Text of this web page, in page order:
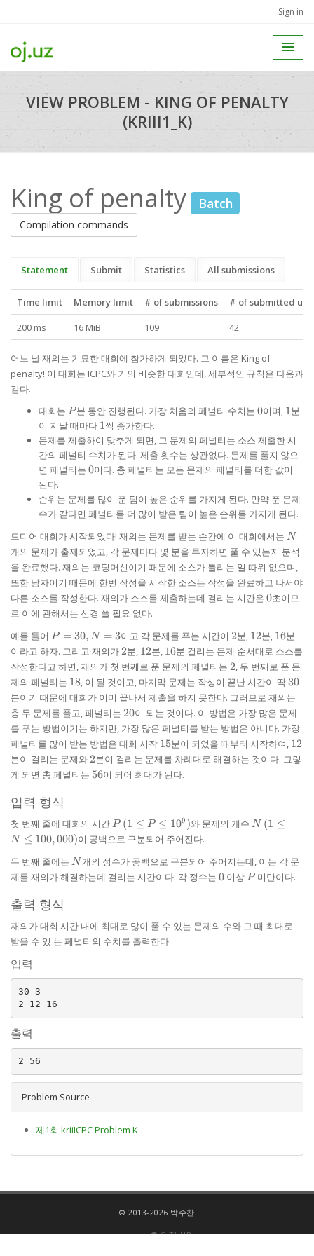
Sign in
VIEW PROBLEM - KING OF PENALTY
(KRIII1_K)
King of penalty Batch
Compilation commands
Statement Submit Statistics All submissions
Time limit Memory limit # of submissions
# of submitted
200 ms
16 MiB 109 42
어느 날 재의는 기묘한 대회에 참가하게 되었다. 그 이름은 King of
penalty! 이 대회는 ICPC와 거의 비슷한 대회인데, 세부적인 규칙은 다음과
같다.
대회는 P
P 분 동안 진행된다. 가장 처음의 페널티 수치는0
0이며, 11분
이 지날 때마다 11씩 증가한다.
문제를 제출하여 맞추게 되면, 그 문제의 페널티는 소스 제출한 시
간의 페널티 수치가 된다. 제출 횟수는 상관없다. 문제를 풀지 않으
면 페널티는 0
0이다. 총 페널티는 모든 문제의 페널티를 더한 값이
된다.
순위는 문제를 많이 푼 팀이 높은 순위를 가지게 된다. 만약 푼 문제
수가 같다면 페널티를 더 많이 받은 팀이 높은 순위를 가지게 된다.
드디어 대회가 시작되었다! 재의는 문제를 받는 순간에 이 대회에서는 N
N
개의 문제가 출제되었고, 각 문제마다 몇 분을 투자하면 풀 수 있는지 분석
을 완료했다. 재의는 코딩머신이기 때문에 소스가 틀리는 일 따위 없으며,
또한 남자이기 때문에 한번 작성을 시작한 소스는 작성을 완료하고 나서야
다른 소스를 작성한다. 재의가 소스를 제출하는데 걸리는 시간은 0
0초이므
로 이에 관해서는 신경 쓸 필요 없다.
예를 들어 P
=
30,
N
=
3
P = 30, N = 3이고 각 문제를 푸는 시간이 2
2분, 12
12분, 16
16분
이라고 하자. 그리고 재의가 2
2분, 12
12분, 16
16분 걸리는 문제 순서대로 소스를
작성한다고 하면, 재의가 첫 번째로 푼 문제의 페널티는 2
2, 두 번째로 푼 문
제의 페널티는 18
18, 이 될 것이고, 마지막 문제는 작성이 끝난 시간이 딱30
30
분이기 때문에 대회가 이미 끝나서 제출을 하지 못한다. 그러므로 재의는
총 두 문제를 풀고, 페널티는 20
20이 되는 것이다. 이 방법은 가장 많은 문제
를 푸는 방법이기는 하지만, 가장 많은 페널티를 받는 방법은 아니다. 가장
페널티를 많이 받는 방법은 대회 시작 15
15분이 되었을 때부터 시작하여, 12
12
분이 걸리는 문제와 2
2분이 걸리는 문제를 차례대로 해결하는 것이다. 그렇
게 되면 총 페널티는 56
56이 되어 최대가 된다.
입력 형식
첫 번째 줄에 대회의 시간 P
P (1 \le
P \le
10^9)
(1 ≤ P ≤ 109 )와 문제의 개수 N
N (1 \le N
(1 ≤
N ≤ 100,000)이 공백으로 구분되어 주어진다.
두 번째 줄에는 N
N개의 정수가 공백으로 구분되어 주어지는데, 이는 각 문
제를 재의가 해결하는데 걸리는 시간이다. 각 정수는 0
0 이상 P
P 미만이다.
출력 형식
재의가 대회 시간 내에 최대로 많이 풀 수 있는 문제의 수와 그 때 최대로
받을 수 있 는 페널티의 수치를 출력한다.
입력
30 3
출력
Problem Source
제1회 kriiICPC Problem K
© 2013-2026 박수찬
GITHUB